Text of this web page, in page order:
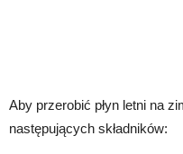
Aby przerobić płyn letni na
następujących składników: